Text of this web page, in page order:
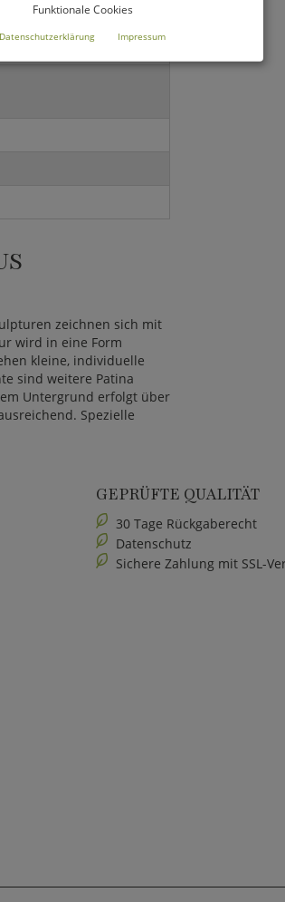
zeichnen sich mit
wird in eine Form
kleine, individuelle
sind weitere Patina
Untergrund erfolgt über
Spezielle
GEPRÜFTE QUALITÄT
30 Tage Rückgaberecht
Datenschutz
Sichere Zahlung mit SSL-
Funktionale Cookies
Datenschutzerklärung Impressum